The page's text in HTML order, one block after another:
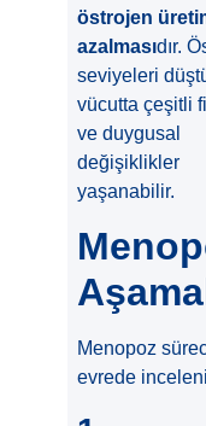
östrojen
azalmasıdır.
seviyeleri
vücutta çeşitli
ve duygusal
değişiklikler
yaşanabilir.
Menopoz
evrede